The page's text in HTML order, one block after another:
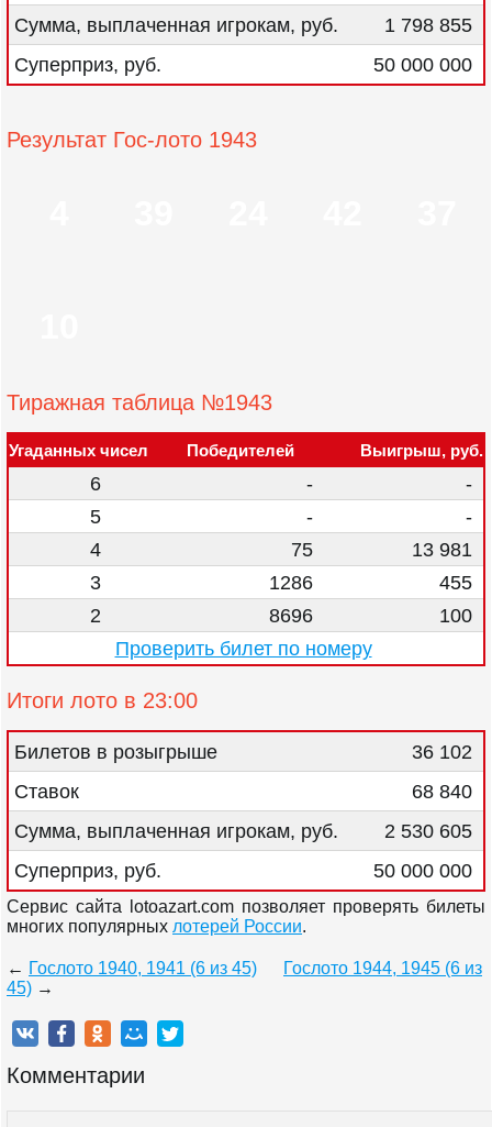
Сумма, выплаченная игрокам, руб.
1 798 855
Суперприз, руб.
50 000 000
Результат Гос-лото 1943
Тиражная таблица №1943
Угаданных чисел Победителей Выигрыш, руб.
6 -
-
5
-
-
4
75
13 981
3
1286
455
2
8696
100
Проверить билет по номеру
Итоги лото в 23:00
Билетов в розыгрыше
36 102
Ставок
68 840
Сумма, выплаченная игрокам, руб.
2 530 605
Суперприз, руб.
50 000 000
Сервис сайта lotoazart.com позволяет проверять билеты
многих популярных лотерей России.
← Гослото 1940, 1941 (6 из 45)
Гослото 1944, 1945 (6 из
45) →
Комментарии